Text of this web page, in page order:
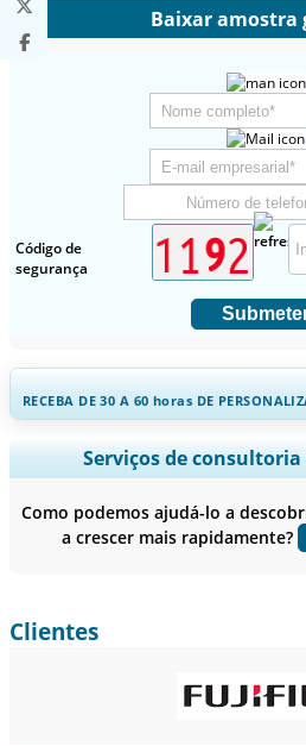
Baixar amostra
Código de
segurança
RECEBA DE 30 A 60 horas DE
Ampliar a cobertura regional e por
Perfis de empresas, Benchmarking
Personalizar
Serviços de
Como podemos ajudá-lo a
a crescer mais rapidamente?
Clientes